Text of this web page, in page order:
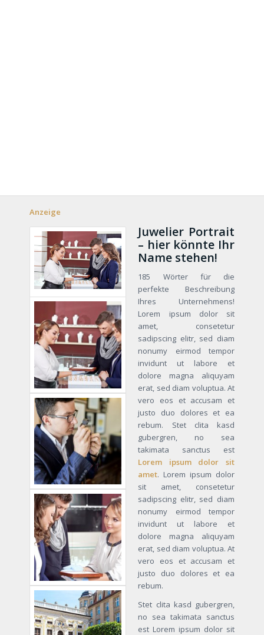
Anzeige
Juwelier Portrait
– hier könnte Ihr
Name stehen!
185 Wörter für die
perfekte Beschreibung
Ihres Unternehmens!
Lorem ipsum dolor sit
amet, consetetur
sadipscing elitr, sed diam
nonumy eirmod tempor
invidunt ut labore et
dolore magna aliquyam
erat, sed diam voluptua. At
vero eos et accusam et
justo duo dolores et ea
rebum. Stet clita kasd
gubergren, no sea
takimata sanctus est
Lorem ipsum dolor sit
amet. Lorem ipsum dolor
sit amet, consetetur
sadipscing elitr, sed diam
nonumy eirmod tempor
invidunt ut labore et
dolore magna aliquyam
erat, sed diam voluptua. At
vero eos et accusam et
justo duo dolores et ea
rebum.
Stet clita kasd gubergren,
no sea takimata sanctus
est Lorem ipsum dolor sit